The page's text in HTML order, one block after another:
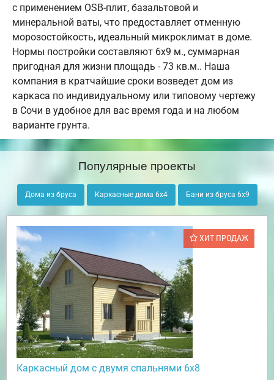
с применением OSB-плит, базальтовой и
минеральной ваты, что предоставляет отменную
морозостойкость, идеальный микроклимат в доме.
Нормы постройки составляют 6х9 м., суммарная
пригодная для жизни площадь - 73 кв.м.. Наша
компания в кратчайшие сроки возведет дом из
каркаса по индивидуальному или типовому чертежу
в Сочи в удобное для вас время года и на любом
варианте грунта.
Популярные проекты
Дома из бруса Каркасные дома 6х4 Бани из бруса 6х9
ХИТ ПРОДАЖ
Каркасный дом с двумя спальнями 6х8